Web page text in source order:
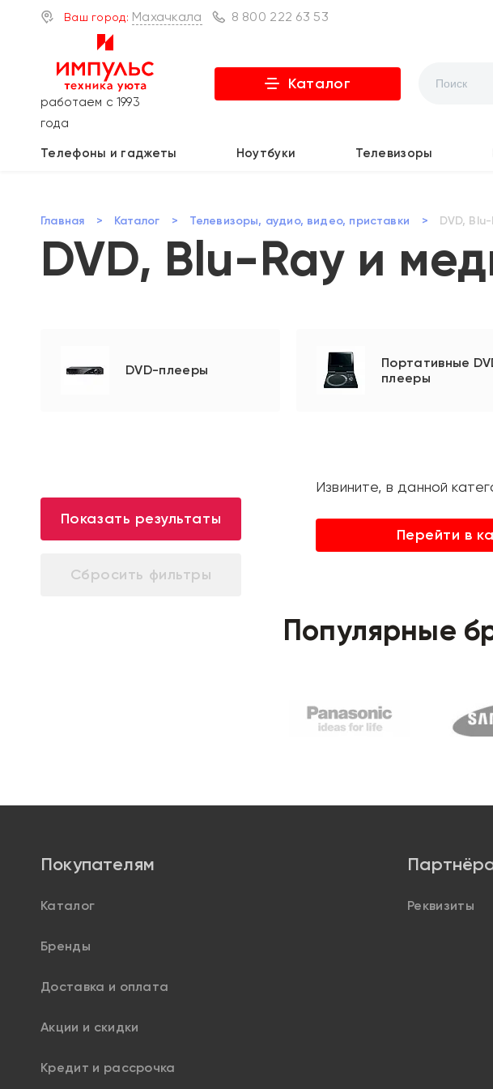
Ваш город: Махачкала 8 800 222 63 53
работаем с 1993
года
Каталог
Телефоны и гаджеты Ноутбуки Телевизоры
Главная > Каталог > Телевизоры, аудио, видео, приставки > DVD,
DVD, Blu-Ray и
DVD-плееры
Портативные
плееры
Показать результаты
Извините, в данной
Перейти в
Популярные
Покупателям
Каталог
Бренды
Доставка и оплата
Акции и скидки
Кредит и рассрочка
Реквизиты